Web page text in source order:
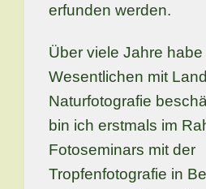
erfunden werden.
Über viele Jahre
Wesentlichen mit
Naturfotografie
bin ich erstmals im
Fotoseminars mit der
Tropfenfotografie in